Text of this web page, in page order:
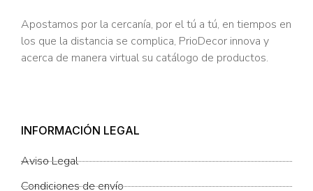
Apostamos por la cercanía, por el tú a tú, en tiempos en
los que la distancia se complica, PrioDecor innova y
acerca de manera virtual su catálogo de productos.
INFORMACIÓN LEGAL
Aviso Legal
Condiciones de envío